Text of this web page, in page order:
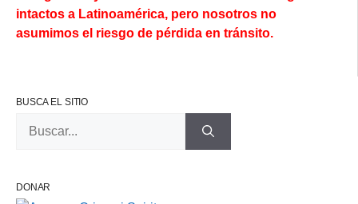
intactos a Latinoamérica, pero nosotros no
asumimos el riesgo de pérdida en tránsito.
BUSCA EL SITIO
DONAR